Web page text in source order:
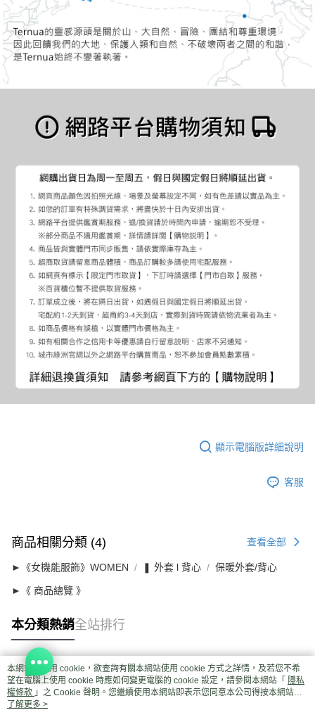
顯示電腦版詳細說明
客服
商品相關分類 (4) 查看全部
►《女機能服飾》WOMEN ❚ 外套 l 背心 保暖外套/背心
►《 商品總覽 》
本分類熱銷全站排行
熱門標籤
本網站中使用 cookie，欲查詢有關本網站使用 cookie 方式之詳情，及若您不希
望在電腦上使用 cookie 時應如何變更電腦的 cookie 設定，請參閱本網站「 隱私
權條款 」之 Cookie 聲明。您繼續使用本網站即表示您同意本公司得按本網站使
用條款之 Cookie 聲明使用 cookie。
了解更多 >